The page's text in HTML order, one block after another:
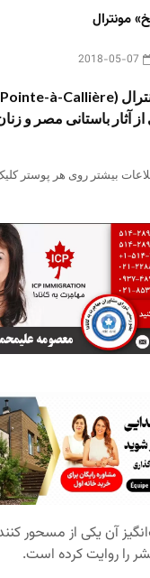
مونترال
2018-05-07
آثار باستانی مصر و
بیشتر روی هر پوستر
انگیز آن یکی از مسحور
را روایت کرده است.